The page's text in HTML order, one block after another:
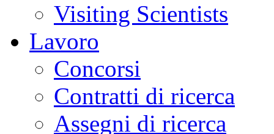
Visiting Scientists
Lavoro
Concorsi
Contratti di ricerca
Assegni di ricerca